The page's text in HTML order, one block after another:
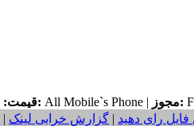
قیمت:بستر های نرم افزاری مورد نیاز: All Mobile`s Phone | مجوز:
فایل رای دهید | گزارش خرابی لینک |